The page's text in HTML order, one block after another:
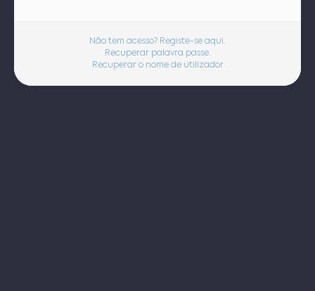
Não tem acesso? Registe-se aqui.
Recuperar palavra passe.
Recuperar o nome de utilizador